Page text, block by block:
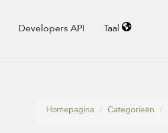
Developers API Taal
Homepagina
Categorieën